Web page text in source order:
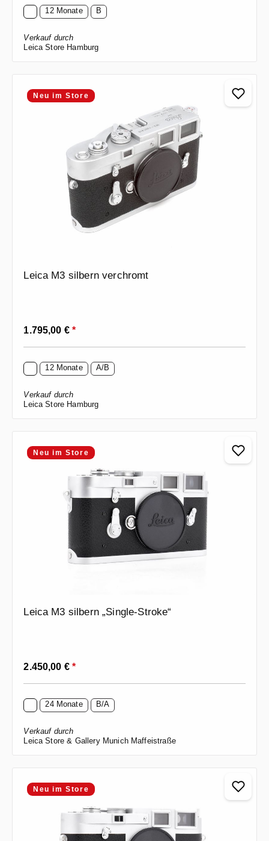
12 Monate B
Verkauf durch
Leica Store Hamburg
Neu im Store
Leica M3 silbern verchromt
Regulärer Preis:
1.795,00 €*
12 Monate A/B
Verkauf durch
Leica Store Hamburg
Neu im Store
Leica M3 silbern „Single-Stroke“
Regulärer Preis:
2.450,00 €*
24 Monate B/A
Verkauf durch
Leica Store & Gallery Munich Maffeistraße
Neu im Store